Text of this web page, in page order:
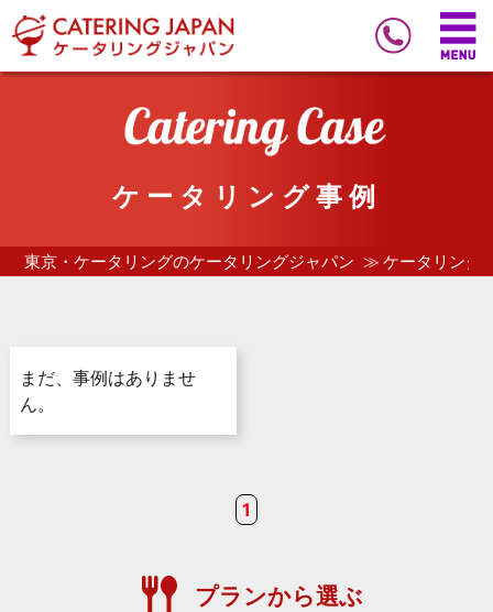
ケータリング事例
東京・ケータリングのケータリングジャパン ケータリング
まだ、事例はありませ
ん。
1
プランから選ぶ